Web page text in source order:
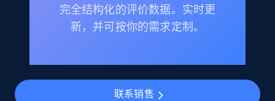
完全结构化的评价数据。实时更
新，并可按你的需求定制。
联系销售